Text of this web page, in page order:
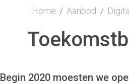
Home / Aanbod /
Begin 2020 moesten we